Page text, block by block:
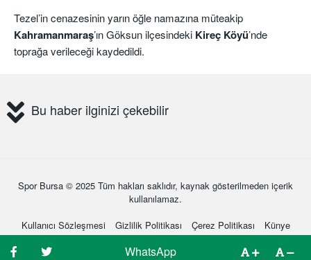
WhatsApp
Tezel’in cenazesinin yarın öğle namazına müteakip
Kahramanmaraş’ın Göksun ilçesindeki Kireç Köyü’nde
toprağa verileceği kaydedildi.
WhatsApp
Bu haber ilginizi çekebilir
Spor Bursa © 2025 Tüm hakları saklıdır, kaynak gösterilmeden içerik
kullanılamaz.
Kullanıcı Sözleşmesi
Gizlilik Politikası Çerez Politikası
Künye